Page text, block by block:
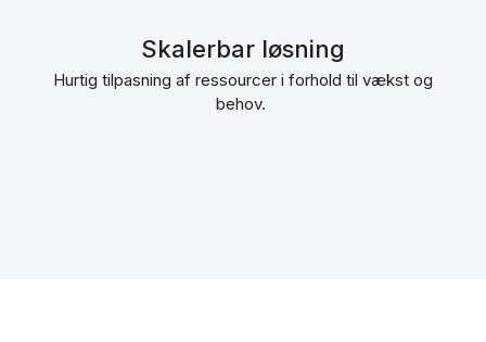
Skalerbar løsning
Hurtig tilpasning af ressourcer i forhold til vækst og
behov.